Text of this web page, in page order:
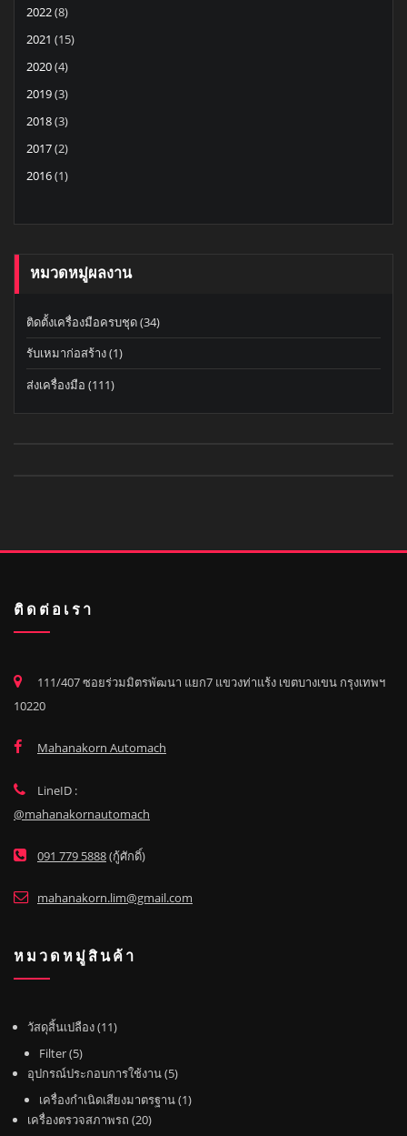
2022(8)
2021 (15)
2020(4)
2019(3)
2018(3)
2017(2)
2016(1)
หมวดหมู่ผลงาน
ติดตั้งเครื่องมือครบชุด(34)
รับเหมาก่อสร้าง(1)
ส่งเครื่องมือ (111)
ติดต่อเรา
111/407 ซอยร่วมมิตรพัฒนา แยก7 แขวงท่าแร้ง เขตบางเขน กรุงเทพฯ
10220
Mahanakorn Automach
LineID :
@mahanakornautomach
091 779 5888(กู้ศักดิ์)
mahanakorn.lim@gmail.com
หมวดหมู่สินค้า
วัสดุสิ้นเปลือง 111
ค้
า
Filter 55
สิ
อุปกรณ์ประกอบการใช้งาน 55
สิ
เครื่องกำเนิดเสียงมาตรฐาน 11
เครื่องตรวจสภาพรถ 202